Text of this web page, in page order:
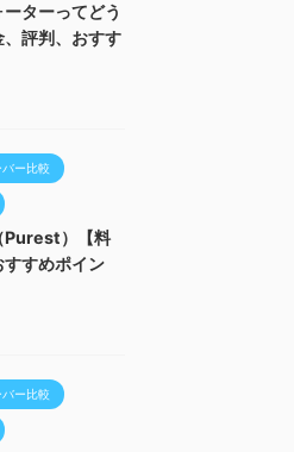
ターってどう
評判、おすす
ー比較
Purest）【料
すめポイン
ー比較